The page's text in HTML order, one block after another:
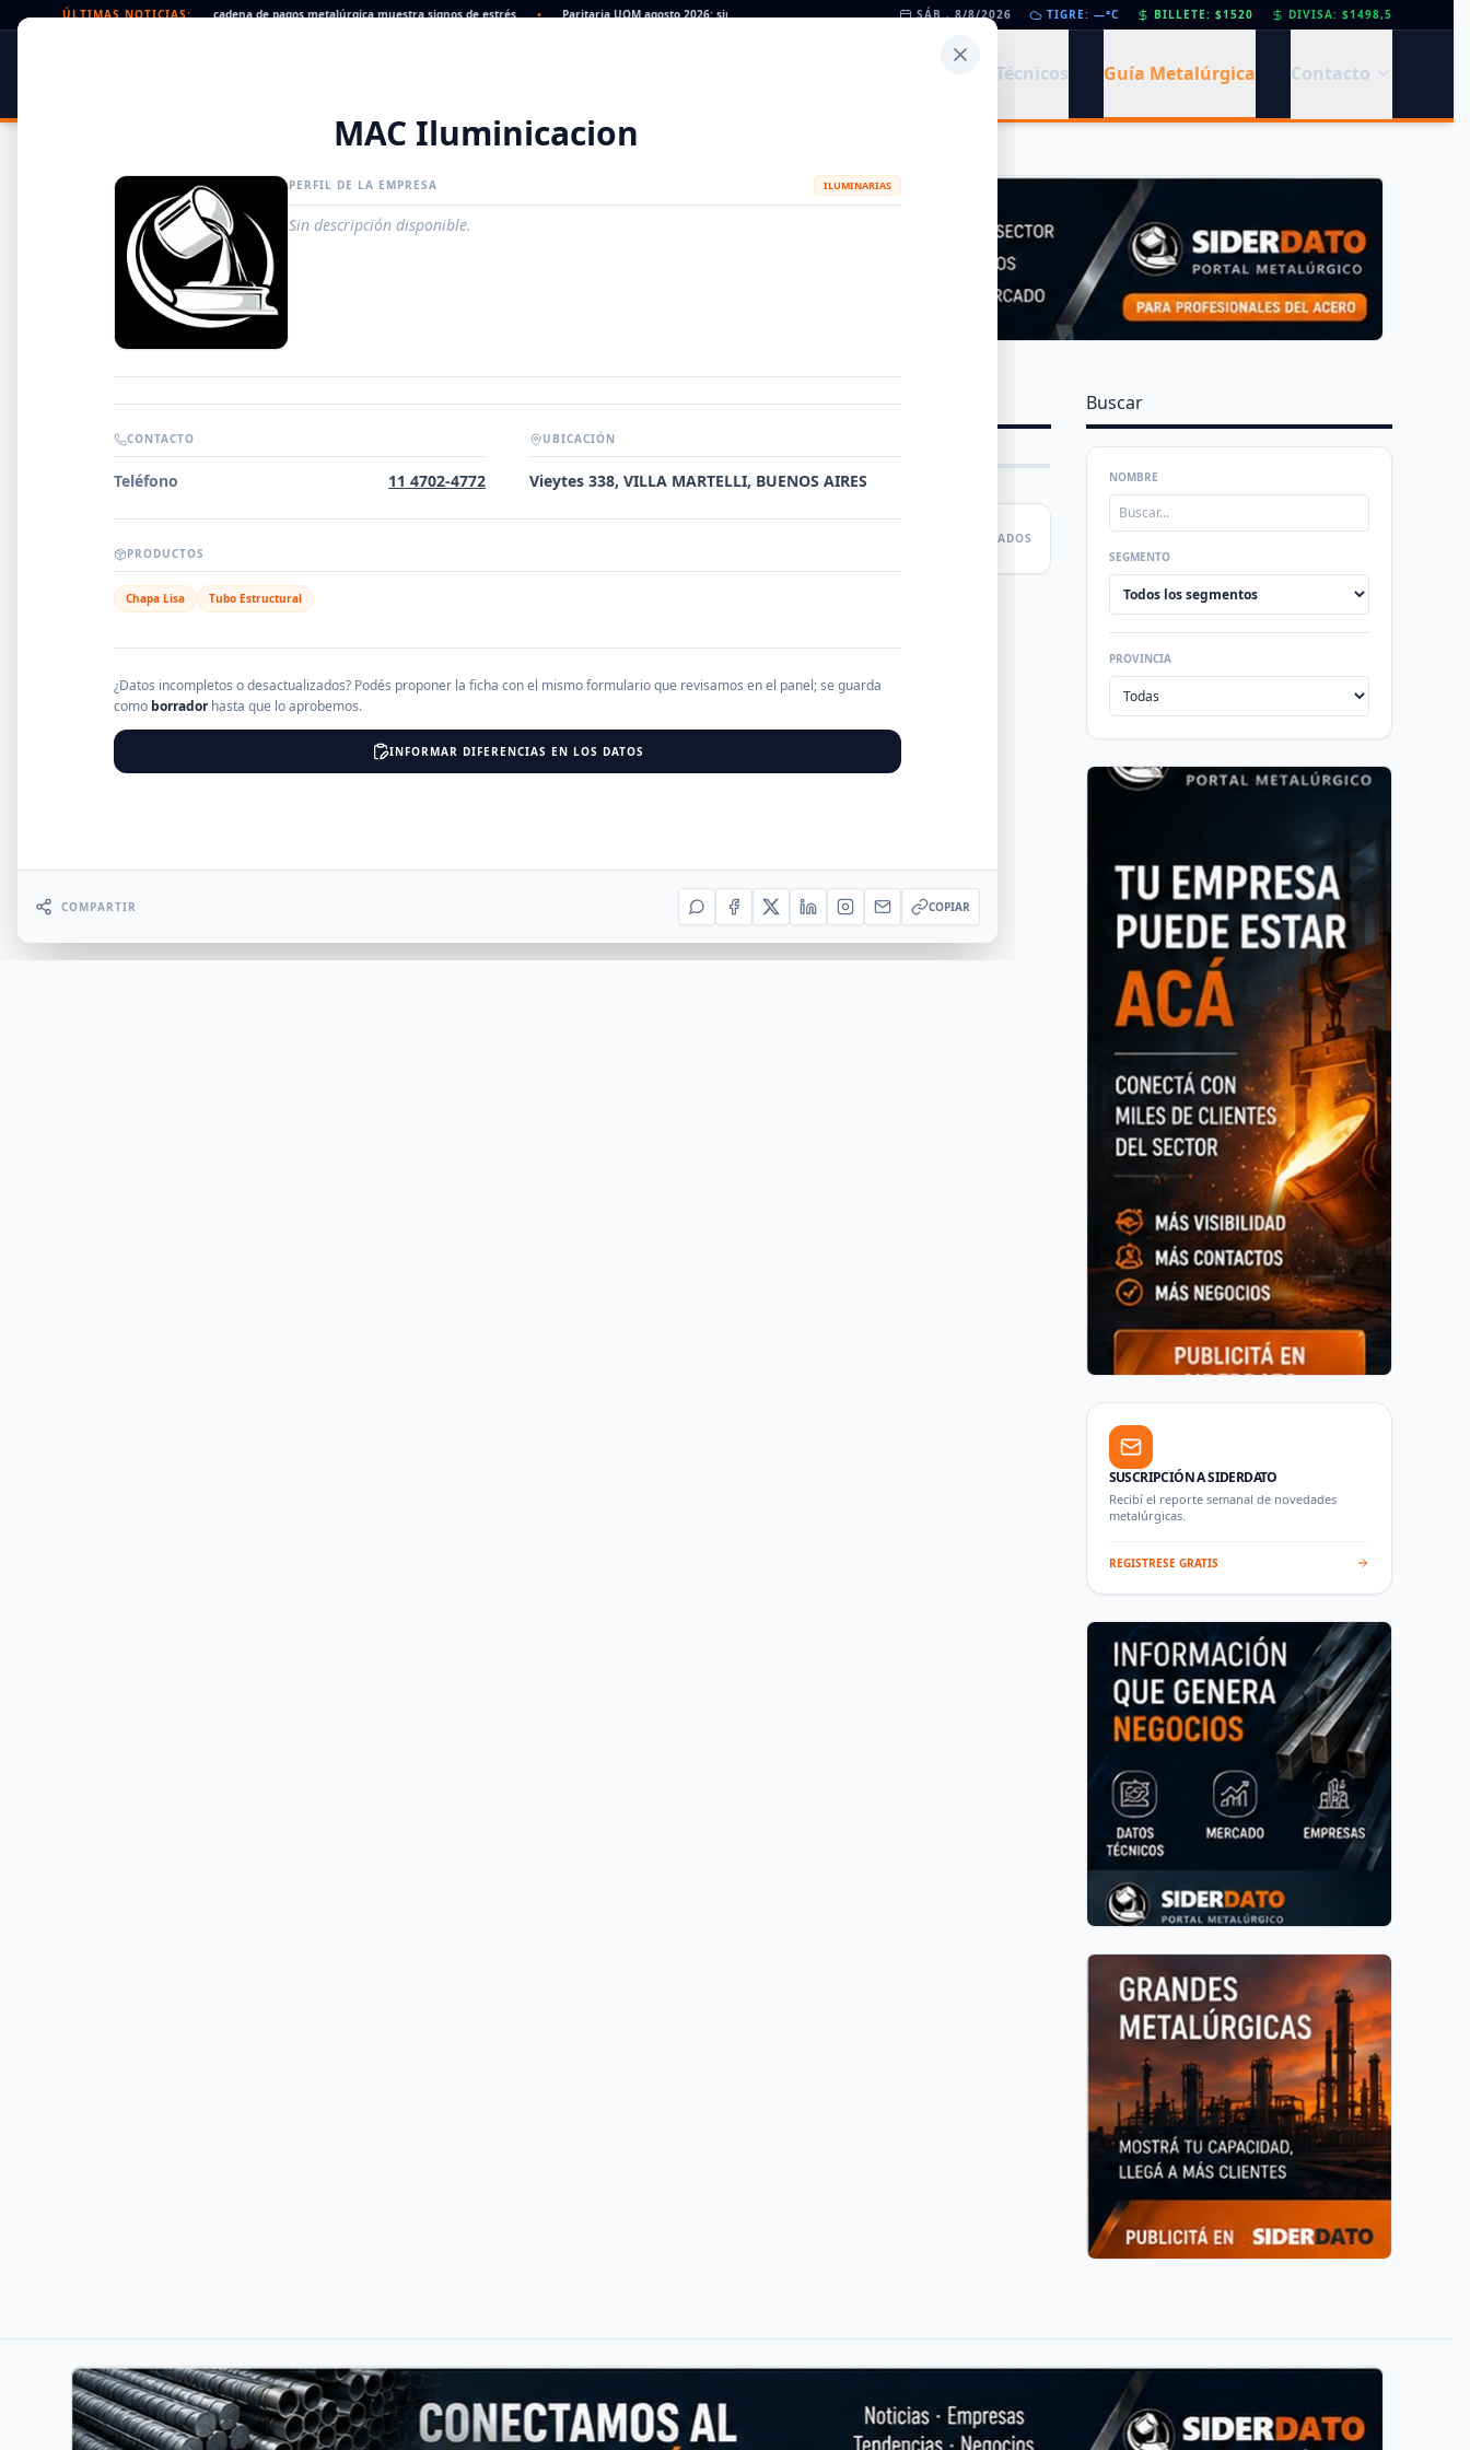
ÚLTIMAS NOTICIAS:
Cheques rechazados en alza: la cadena de pagos metalúrgica muestra signos de estrés • Paritaria UOM agosto 2026: sin acuerdo, siguen vigentes los valores de abril • Día de la Siderurgia: cómo llega el sector al aniversario 78 del legado de Savio
SÁB., 8/8/2026 TIGRE: —°C BILLETE: $1520 DIVISA: $1498,5
Datos Técnicos Guía Metalúrgica Contacto
DISTRIBUIDORES METALÚRGICAS FABRICANTES
RESULTADOS
Error al cargar empresas.
Buscar
NOMBRE
SEGMENTO
PROVINCIA
SUSCRIPCIÓN A SIDERDATO
Recibí el reporte semanal de novedades
metalúrgicas.
REGISTRESE GRATIS
MAC Iluminicacion
PERFIL DE LA EMPRESA ILUMINARIAS
Sin descripción disponible.
CONTACTO
Teléfono 11 4702-4772
UBICACIÓN
Vieytes 338, VILLA MARTELLI, BUENOS AIRES
PRODUCTOS
Chapa Lisa Tubo Estructural
¿Datos incompletos o desactualizados? Podés proponer la ficha con el mismo formulario que revisamos en el panel; se guarda
como borradorhasta que lo aprobemos.
INFORMAR DIFERENCIAS EN LOS DATOS
COMPARTIR COPIAR